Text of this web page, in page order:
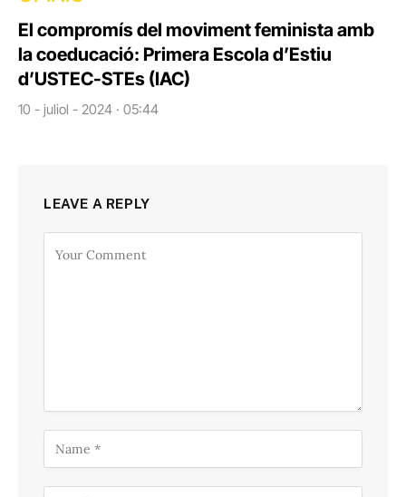
El compromís del moviment feminista amb
la coeducació: Primera Escola d’Estiu
d’USTEC-STEs (IAC)
10 - juliol - 2024 · 05:44
LEAVE A REPLY